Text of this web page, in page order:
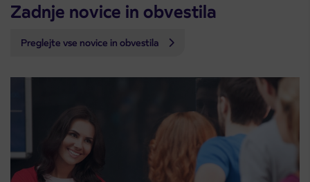
Zadnje novice in obvestila
Preglejte vse novice in obvestila